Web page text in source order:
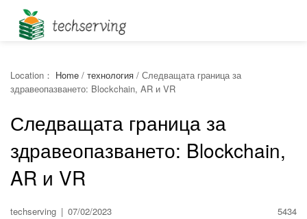
Location： Home / технология / Следващата граница за
здравеопазването: Blockchain, AR и VR
Следващата граница за
здравеопазването: Blockchain,
AR и VR
techserving | 07/02/2023 5434